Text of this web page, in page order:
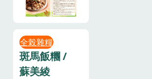
全榖雜糧
斑馬飯糰 /
蘇美綾